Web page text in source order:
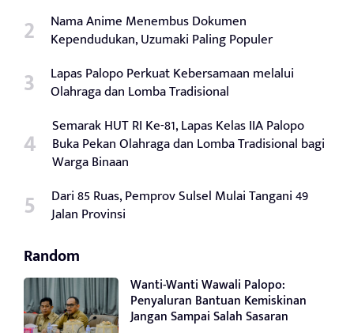
Nama Anime Menembus Dokumen
Kependudukan, Uzumaki Paling Populer
Lapas Palopo Perkuat Kebersamaan melalui
Olahraga dan Lomba Tradisional
Semarak HUT RI Ke-81, Lapas Kelas IIA Palopo
Buka Pekan Olahraga dan Lomba Tradisional bagi
Warga Binaan
Dari 85 Ruas, Pemprov Sulsel Mulai Tangani 49
Jalan Provinsi
Random
Wanti-Wanti Wawali Palopo:
Penyaluran Bantuan Kemiskinan
Jangan Sampai Salah Sasaran